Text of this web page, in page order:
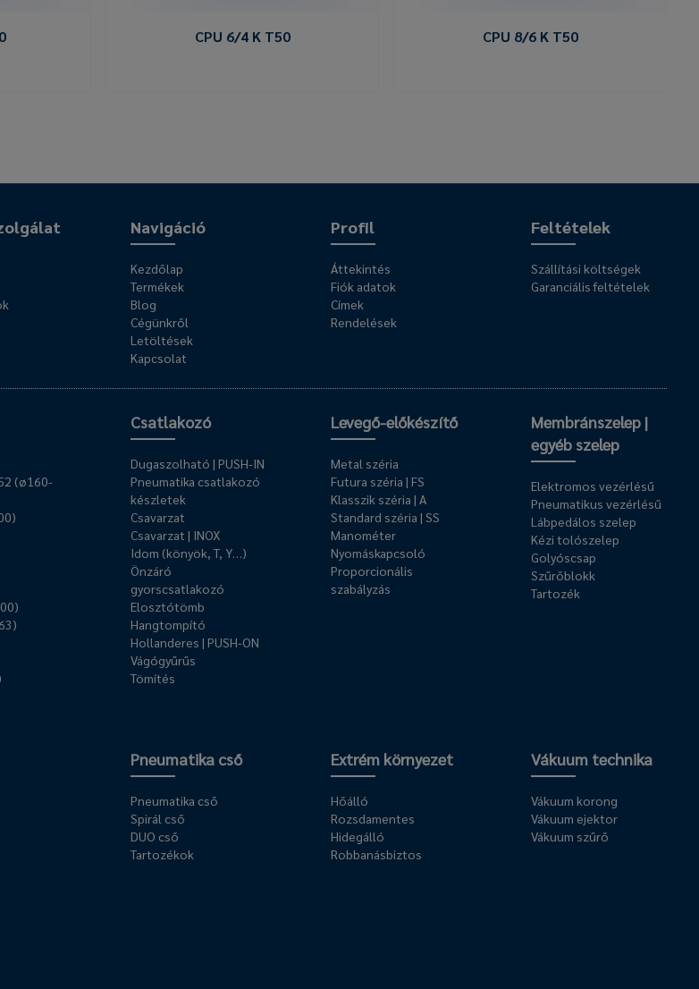
CPU 6/4 K T50 CPU 8/6 K T50
Navigáció
Kezdőlap
Termékek
Blog
Cégünkről
Letöltések
Kapcsolat
Profil
Áttekintés
Fiók adatok
Címek
Rendelések
Feltételek
Szállítási költségek
Garanciális feltételek
(ø160-
Csatlakozó
Dugaszolható | PUSH-IN
Pneumatika csatlakozó
készletek
Csavarzat
Csavarzat | INOX
Idom (könyök, T, Y…)
Önzáró
gyorscsatlakozó
Elosztótömb
Hangtompító
Hollanderes | PUSH-ON
Vágógyűrűs
Tömítés
Levegő-előkészítő
Metal széria
Futura széria | FS
Klasszik széria | A
Standard széria | SS
Manométer
Nyomáskapcsoló
Proporcionális
szabályzás
Membránszelep |
egyéb szelep
Elektromos vezérlésű
Pneumatikus vezérlésű
Lábpedálos szelep
Kézi tolószelep
Golyóscsap
Szűrőblokk
Tartozék
Pneumatika cső
Pneumatika cső
Spirál cső
DUO cső
Tartozékok
Extrém környezet
Hőálló
Rozsdamentes
Hidegálló
Robbanásbiztos
Vákuum technika
Vákuum korong
Vákuum ejektor
Vákuum szűrő